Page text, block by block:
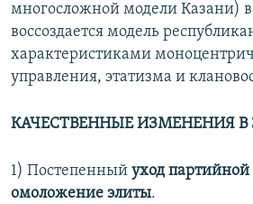
многосложной модели Казани)
воссоздается модель
характеристиками
управления, этатизма и
КАЧЕСТВЕННЫЕ ИЗМЕНЕНИЯ В
1) Постепенный уход
омоложение элиты.